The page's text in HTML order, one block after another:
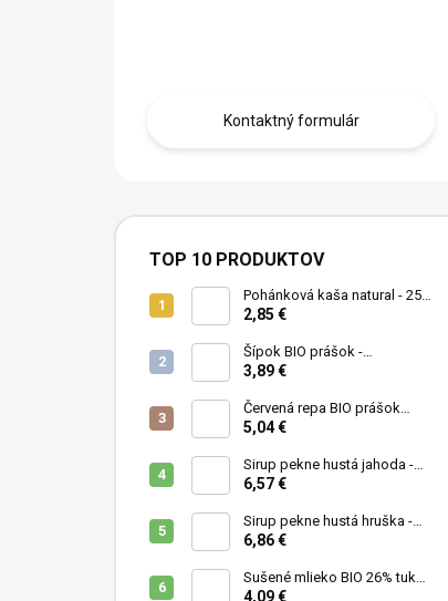
Kontaktný formulár
TOP 10 PRODUKTOV
Pohánková kaša natural - 250
g
2,85 €
Šípok BIO prášok -
MámeChuť
3,89 €
Červená repa BIO prášok
(cvikla) - MámeChuť
5,04 €
Sirup pekne hustá jahoda -
500 ml
6,57 €
Sirup pekne hustá hruška -
500 ml
6,86 €
Sušené mlieko BIO 26% tuku -
MámeChuť
4,09 €